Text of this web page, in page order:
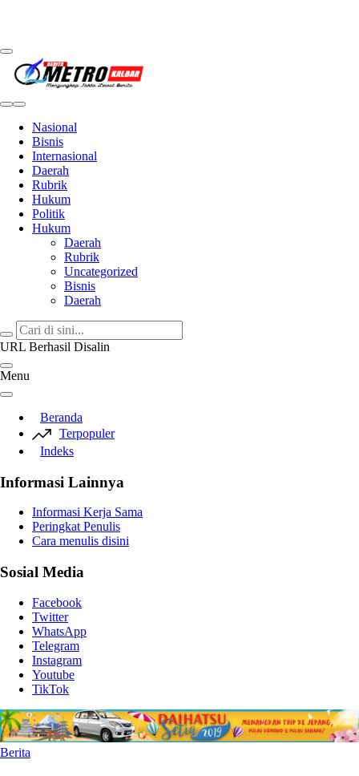
Nasional
Bisnis
Internasional
Daerah
Rubrik
Hukum
Politik
Hukum
Daerah
Rubrik
Uncategorized
Bisnis
Daerah
URL Berhasil Disalin
Menu
Beranda
Terpopuler
Indeks
Informasi Lainnya
Informasi Kerja Sama
Peringkat Penulis
Cara menulis disini
Sosial Media
Facebook
Twitter
WhatsApp
Telegram
Instagram
Youtube
TikTok
Berita